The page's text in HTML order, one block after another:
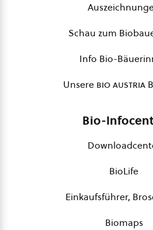
Schau zum
Info Bio-
Unsere bio austria
Bio-
BioLife
Einkaufsführer,
Biomaps